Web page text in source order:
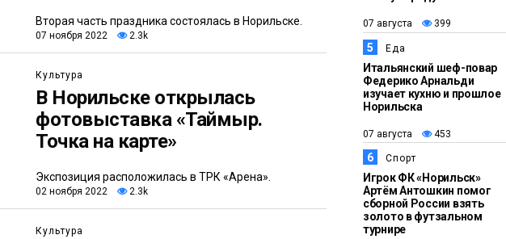
Вторая часть праздника состоялась в Норильске.
07 ноября 2022 2.3k
Культура
В Норильске открылась
фотовыставка «Таймыр.
Точка на карте»
Экспозиция расположилась в ТРК «Арена».
02 ноября 2022 2.3k
Культура
07 августа 399
5 Еда
Итальянский шеф-повар
Федерико Арнальди
изучает кухню и прошлое
Норильска
07 августа 453
6 Спорт
Игрок ФК «Норильск»
Артём Антошкин помог
сборной России взять
золото в футзальном
турнире